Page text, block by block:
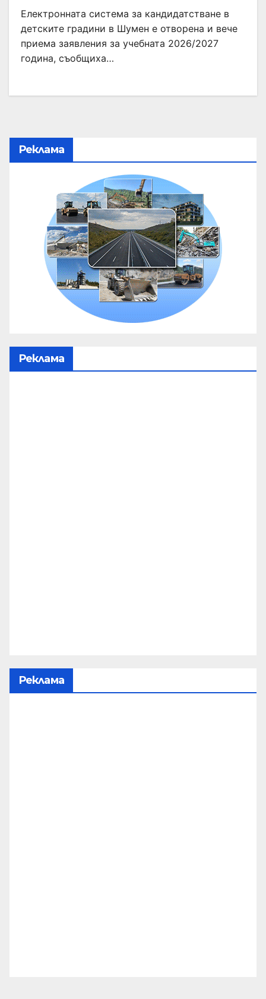
Електронната система за кандидатстване в
детските градини в Шумен е отворена и вече
приема заявления за учебната 2026/2027
година, съобщиха…
Реклама
Реклама
Реклама